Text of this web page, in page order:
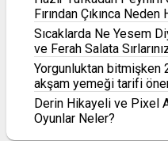
Fırından Çıkınca
Sıcaklarda Ne Yesem
ve Ferah Salata
Yorgunluktan
akşam yemeği tarifi
Derin Hikayeli ve Pixel
Oyunlar Neler?